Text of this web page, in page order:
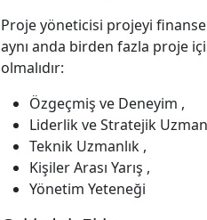
Proje yöneticisi projeyi
aynı anda birden fazla proje
olmalıdır:
Özgeçmiş ve Deneyim ,
Liderlik ve Stratejik
Teknik Uzmanlık ,
Kişiler Arası Yarış ,
Yönetim Yeteneği